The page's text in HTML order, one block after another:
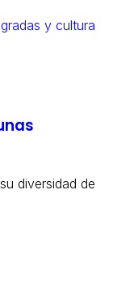
diversidad de